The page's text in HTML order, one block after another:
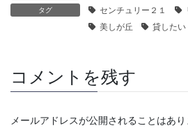
タグ センチュリー２１
美しが丘
貸したい
コメントを残す
メールアドレスが公開されることはあり